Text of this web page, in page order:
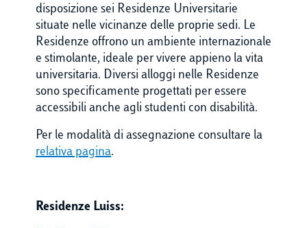
disposizione sei Residenze Universitarie
situate nelle vicinanze delle proprie sedi. Le
Residenze offrono un ambiente internazionale
e stimolante, ideale per vivere appieno la vita
universitaria. Diversi alloggi nelle Residenze
sono specificamente progettati per essere
accessibili anche agli studenti con disabilità.
Per le modalità di assegnazione consultare la
relativa pagina.
Residenze Luiss: